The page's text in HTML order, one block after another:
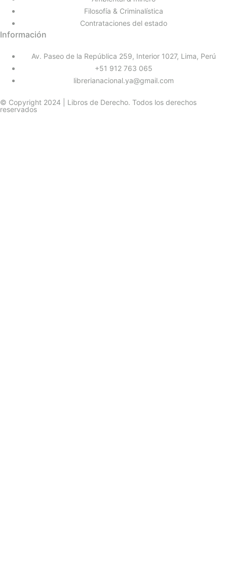
Filosofía & Criminalística
Contrataciones del estado
Información
Av. Paseo de la República 259, Interior 1027, Lima, Perú
+51 912 763 065
librerianacional.ya@gmail.com
© Copyright 2024 | Libros de Derecho. Todos los derechos
reservados